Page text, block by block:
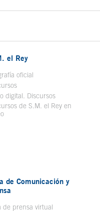
el Rey
oficial
digital. DiscursosSe abre en
de S.M. el Rey en
Se abre en ventana nueva
de Comunicación y
de prensa virtual